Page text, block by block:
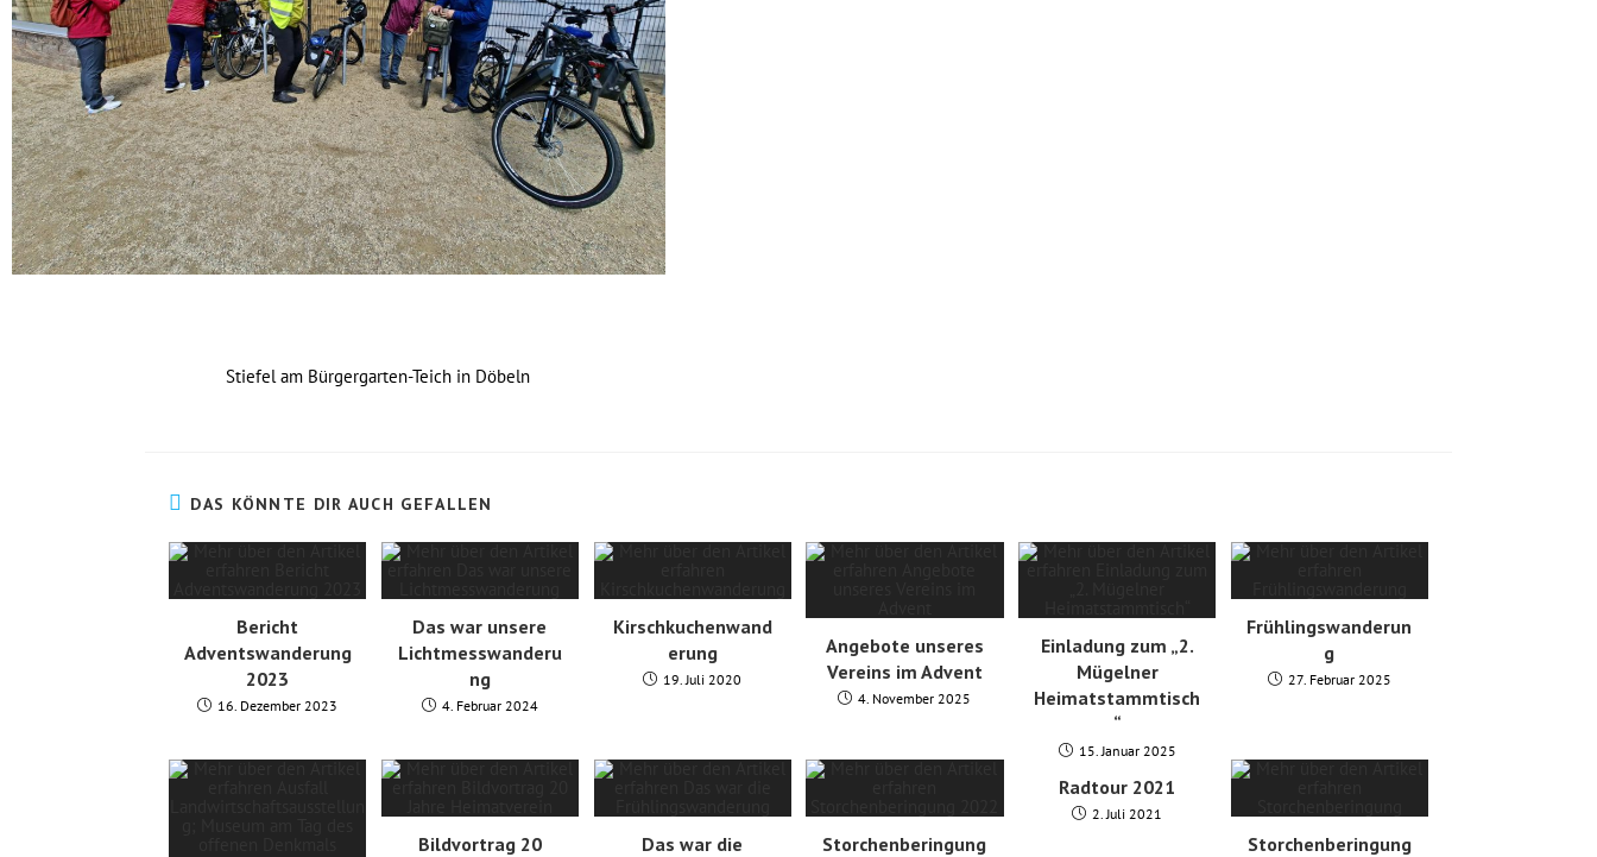
Stiefel am Bürgergarten-Teich in Döbeln
DAS KÖNNTE DIR AUCH GEFALLEN
Bericht
Adventswanderung
2023
16. Dezember 2023
Das war unsere
Lichtmesswanderu
ng
4. Februar 2024
Kirschkuchenwand
erung
19. Juli 2020
Angebote unseres
Vereins im Advent
4. November 2025
Einladung zum „2.
Mügelner
Heimatstammtisch
“
15. Januar 2025
Frühlingswanderun
g
27. Februar 2025
Bildvortrag 20
Das war die
Storchenberingung
Radtour 2021
2. Juli 2021
Storchenberingung